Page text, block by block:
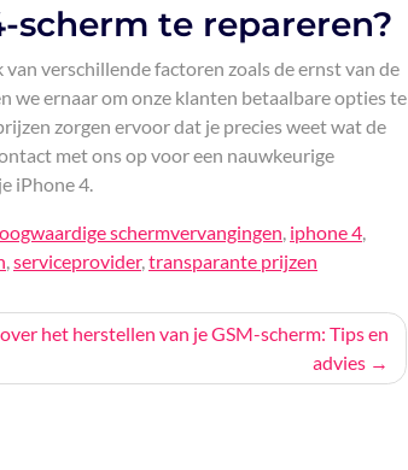
scherm te repareren?
verschillende factoren zoals de ernst van de
we ernaar om onze klanten betaalbare opties te
zorgen ervoor dat je precies weet wat de
met ons op voor een nauwkeurige
iPhone 4.
schermvervangingen, iphone 4,
,serviceprovider,transparante prijzen
het herstellen van je GSM-scherm: Tips en
advies